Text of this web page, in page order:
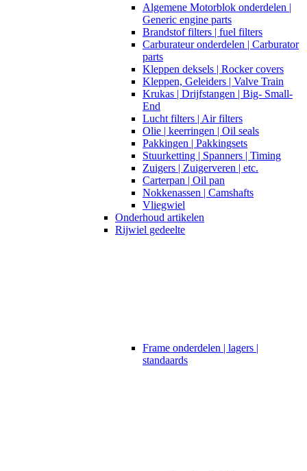
Algemene Motorblok onderdelen |
Generic engine parts
Brandstof filters | fuel filters
Carburateur onderdelen | Carburator
parts
Kleppen deksels | Rocker covers
Kleppen, Geleiders | Valve Train
Krukas | Drijfstangen | Big- Small-
End
Lucht filters | Air filters
Olie | keerringen | Oil seals
Pakkingen | Pakkingsets
Stuurketting | Spanners | Timing
Zuigers | Zuigerveren | etc.
Carterpan | Oil pan
Nokkenassen | Camshafts
Vliegwiel
Onderhoud artikelen
Rijwiel gedeelte
Frame onderdelen | lagers |
standaards